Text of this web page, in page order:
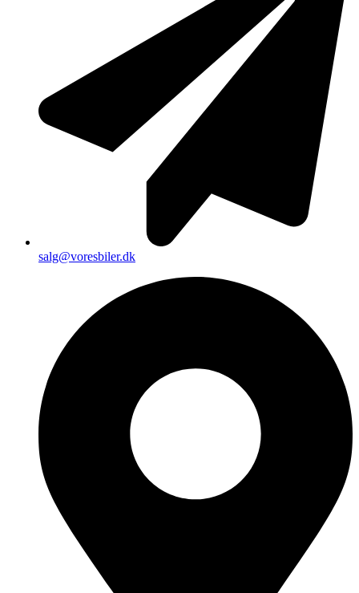
salg@voresbiler.dk